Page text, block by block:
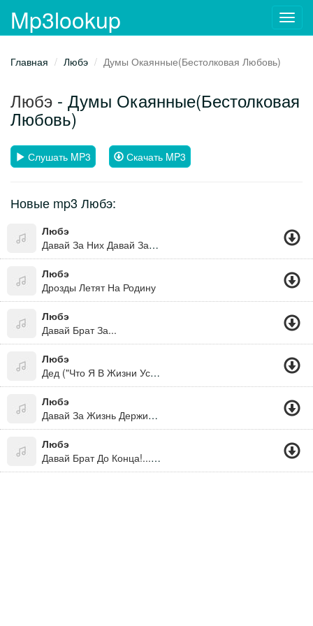
Mp3lookup
Главная Любэ Думы Окаянные(Бестолковая Любовь)
Любэ - Думы Окаянные(Бестолковая
Любовь)
Слушать MP3 Скачать MP3
Новые mp3 Любэ:
Любэ
Давай За Них Давай За Нас И За Сибирь И За Кавказ...
Любэ
Дрозды Летят На Родину
Любэ
Давай Брат За...
Любэ
Дед ("Что Я В Жизни Успел")
Любэ
Давай За Жизнь Держись Брат До Конца
Любэ
Давай Брат До Конца!...давай За Них, Давай За Нас, И За Сибирь И За Кавказ, За Свет Далеких Городов, И За Друзей И За Любовь. Давай За Вас, Давай За Нас, И За Десант И За Спецназ.